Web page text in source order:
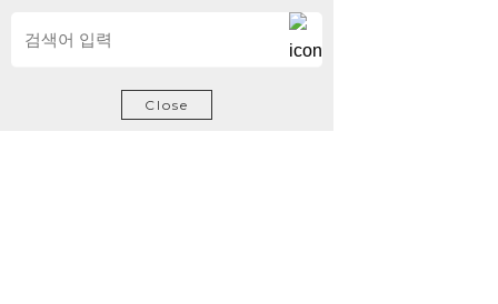
Close